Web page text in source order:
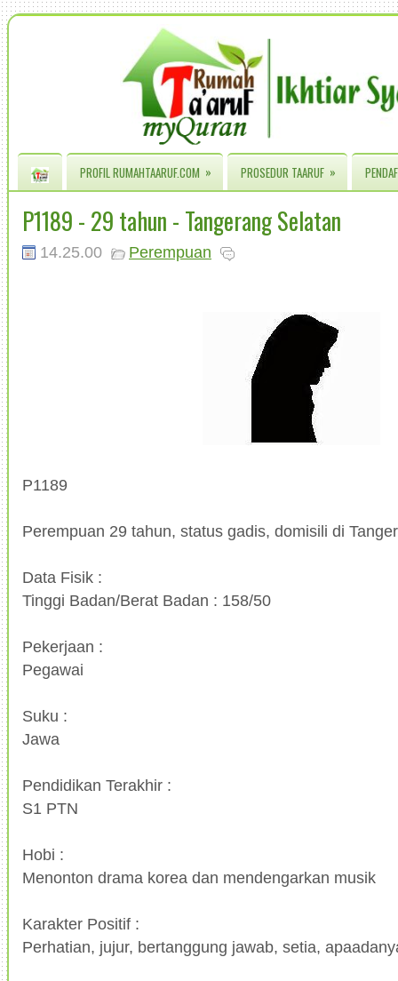
PROFIL RUMAHTAARUF.COM » PROSEDUR TAARUF »
P1189 - 29 tahun - Tangerang Selatan
14.25.00 Perempuan
P1189
Perempuan 29 tahun, status gadis, domisili di
Data Fisik :
Tinggi Badan/Berat Badan : 158/50
Pekerjaan :
Pegawai
Suku :
Jawa
Pendidikan Terakhir :
S1 PTN
Hobi :
Menonton drama korea dan mendengarkan musik
Karakter Positif :
Perhatian, jujur, bertanggung jawab, setia,